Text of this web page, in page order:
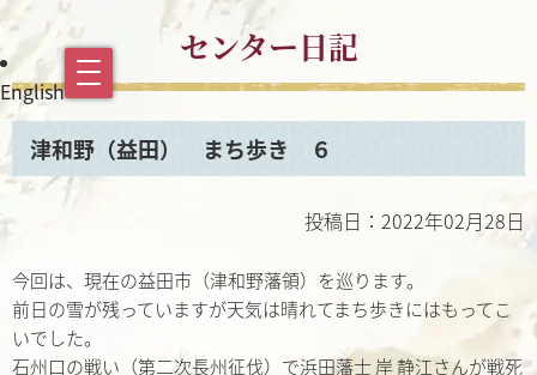
English
センター日記
津和野（益田） まち歩き ６
投稿日：2022年02月28日
今回は、現在の益田市（津和野藩領）を巡ります。
前日の雪が残っていますが天気は晴れてまち歩きにはもってこ
いでした。
石州口の戦い（第二次長州征伐）で浜田藩士 岸 静江さんが戦死